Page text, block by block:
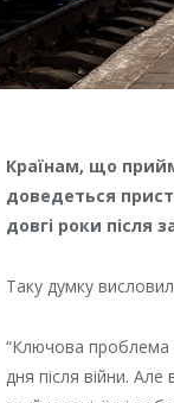
Країнам, що
доведеться
довгі роки після
Таку думку
“Ключова проблема
дня після війни.